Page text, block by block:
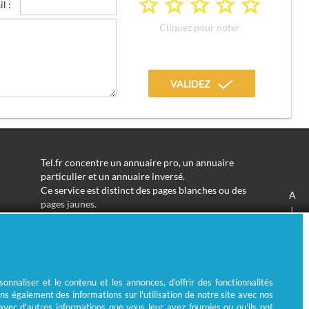
:
Cliquez pour noter
VALIDEZ
Tel.fr concentre un annuaire pro, un annuaire
particulier et un annuaire inversé.
Ce service est distinct des pages blanches ou des
pages jaunes.
Les informations utilisées peuvent donc varier en
nom ou un métier.
Enfin, l'annuaire inversé permet de trouver l'identité
A
J
et le contenu et les annonces, d'offrir des fonctionnalités
également des informations sur l'utilisation de notre site avec nos